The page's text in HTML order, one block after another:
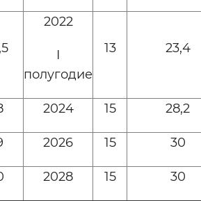
2022
I
полугодие
13 23,4
2024 15 28,2
2026 15 30
2028 15 30